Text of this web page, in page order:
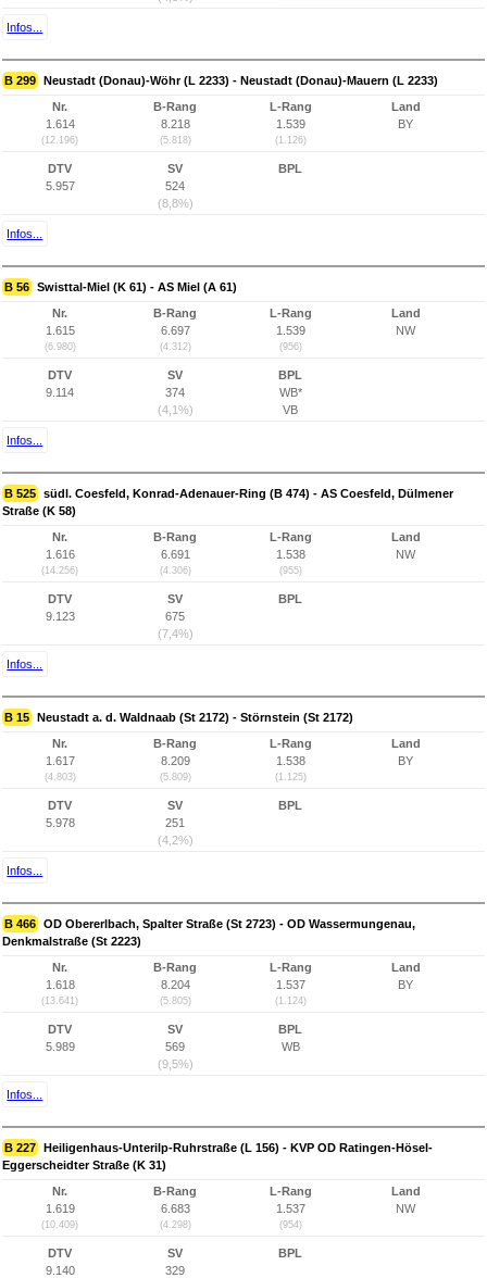
Infos...
B 299 Neustadt (Donau)-Wöhr (L 2233) - Neustadt (Donau)-Mauern (L 2233)
Nr.
1.614
(12.196)
B-Rang
8.218
(5.818)
L-Rang
1.539
(1.126)
Land
BY
DTV
5.957
SV
524
(8,8%)
BPL
Infos...
B 56 Swisttal-Miel (K 61) - AS Miel (A 61)
Nr.
1.615
(6.980)
B-Rang
6.697
(4.312)
L-Rang
1.539
(956)
Land
NW
DTV
9.114
SV
374
(4,1%)
BPL
WB*
VB
Infos...
B 525 südl. Coesfeld, Konrad-Adenauer-Ring (B 474) - AS Coesfeld, Dülmener
Straße (K 58)
Nr.
1.616
(14.256)
B-Rang
6.691
(4.306)
L-Rang
1.538
(955)
Land
NW
DTV
9.123
SV
675
(7,4%)
BPL
Infos...
B 15 Neustadt a. d. Waldnaab (St 2172) - Störnstein (St 2172)
Nr.
1.617
(4.803)
B-Rang
8.209
(5.809)
L-Rang
1.538
(1.125)
Land
BY
DTV
5.978
SV
251
(4,2%)
BPL
Infos...
B 466 OD Obererlbach, Spalter Straße (St 2723) - OD Wassermungenau,
Denkmalstraße (St 2223)
Nr.
1.618
(13.641)
B-Rang
8.204
(5.805)
L-Rang
1.537
(1.124)
Land
BY
DTV
5.989
SV
569
(9,5%)
BPL
WB
Infos...
B 227 Heiligenhaus-Unterilp-Ruhrstraße (L 156) - KVP OD Ratingen-Hösel-
Eggerscheidter Straße (K 31)
Nr.
1.619
(10.409)
B-Rang
6.683
(4.298)
L-Rang
1.537
(954)
Land
NW
DTV
9.140
SV
329
BPL